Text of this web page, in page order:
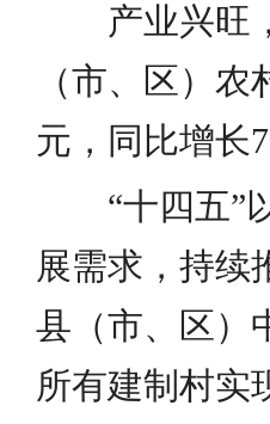
产业兴旺
（市、区）
元，同比增长
“十四五”
展需求，持续
县（市、区）
所有建制村实